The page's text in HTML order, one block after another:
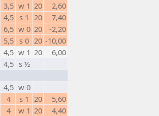
3,5 w 1 20
2,60
4,5 s 1 20
7,40
6,5 w 0 20
-2,20
5,5 s 0 20 -10,00
4,5 w 1 20
6,00
4,5 s ½
4,5 w 0
4 s 1 20
5,60
4 w 1 20
4,40